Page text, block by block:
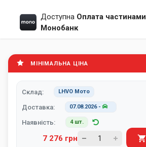
Доступна Оплата частинами
Монобанк
МІНІМАЛЬНА ЦІНА
Склад: LHVO Мото
Доставка: 07.08.2026-
Наявність: 4 шт.
7 276 грн